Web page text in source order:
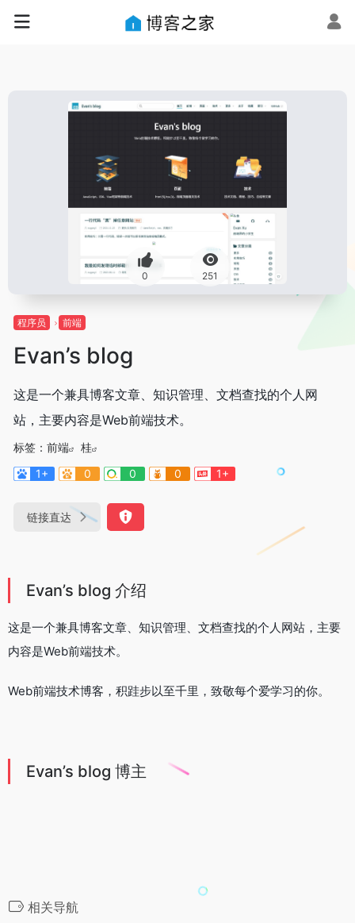
0 251
程序员 前端
Evan’s blog
这是一个兼具博客文章、知识管理、文档查找的个人网
站，主要内容是Web前端技术。
标签： 前端
桂
1+
0 0 0 1+
链接直达
Evan’s blog 介绍
这是一个兼具博客文章、知识管理、文档查找的个人网站，主要
内容是Web前端技术。
Web前端技术博客，积跬步以至千里，致敬每个爱学习的你。
Evan’s blog 博主
相关导航